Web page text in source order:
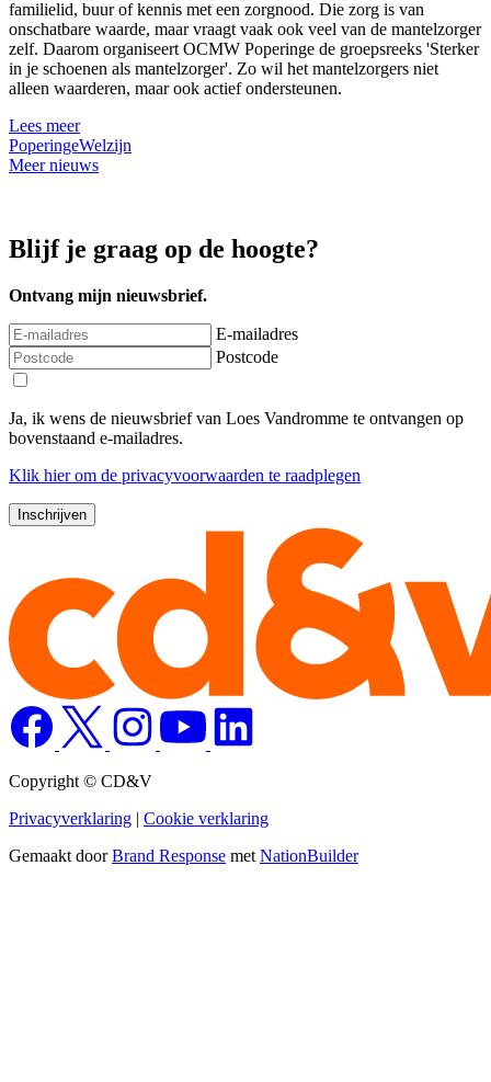
familielid, buur of kennis met een zorgnood. Die zorg is van
onschatbare waarde, maar vraagt vaak ook veel van de mantelzorger
zelf. Daarom organiseert OCMW Poperinge de groepsreeks 'Sterker
in je schoenen als mantelzorger'. Zo wil het mantelzorgers niet
alleen waarderen, maar ook actief ondersteunen.
Lees meer
PoperingeWelzijn
Meer nieuws
Blijf je graag op de hoogte?
Ontvang mijn nieuwsbrief.
E-mailadres
Postcode
Ja, ik wens de nieuwsbrief van Loes Vandromme te ontvangen op
bovenstaand e-mailadres.
Klik hierom de privacyvoorwaarden te raadplegen
Copyright © CD&V
Privacyverklaring | Cookie verklaring
Gemaakt doorBrand Response met NationBuilder